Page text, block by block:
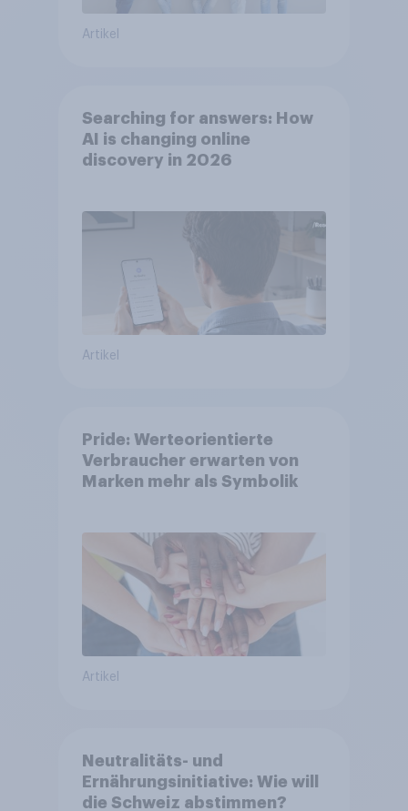
Artikel
Searching for answers: How
AI is changing online
discovery in 2026
Artikel
Pride: Werteorientierte
Verbraucher erwarten von
Marken mehr als Symbolik
Artikel
Neutralitäts- und
Ernährungsinitiative: Wie will
die Schweiz abstimmen?